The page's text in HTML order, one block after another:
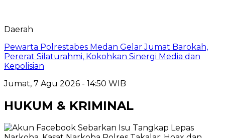
Daerah
Pewarta Polrestabes Medan Gelar Jumat Barokah,
Pererat Silaturahmi, Kokohkan Sinergi Media dan
Kepolisian
Jumat, 7 Agu 2026 - 14:50 WIB
HUKUM & KRIMINAL